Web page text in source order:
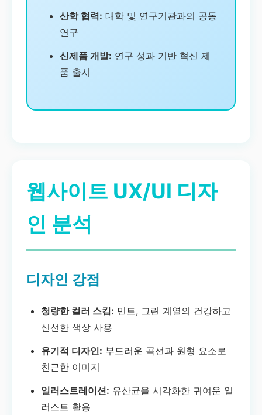
산학 협력: 대학 및 연구기관과의 공동
연구
신제품 개발: 연구 성과 기반 혁신 제
품 출시
웹사이트 UX/UI 디자
인 분석
디자인 강점
청량한 컬러 스킴: 민트, 그린 계열의 건강하고
신선한 색상 사용
유기적 디자인: 부드러운 곡선과 원형 요소로
친근한 이미지
일러스트레이션: 유산균을 시각화한 귀여운 일
러스트 활용